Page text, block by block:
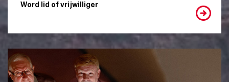
Word lid of vrijwilliger